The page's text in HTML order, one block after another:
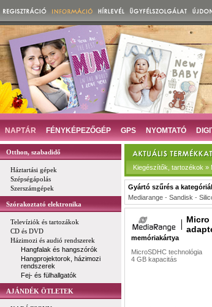
NAPTÁR FÉNYKÉPEZŐGÉP GPS NYOMTATÓ
Otthon, szabadidő
Háztartási gépek
Szépségápolás
Szerszámgépek
Szórakoztató elektronika
Televíziók és tartozákok
CD és DVD
Házimozi és audió rendszerek
Hangfalak és hangszórók
Hangprojektorok, házimozi
rendszerek
Fej- és fülhallgatók
AJÁNDÉK ÖTLETEK
Kiegészítők, tartozékok »
Gyártó szűrés a
Mediarange - Sandisk -
Micro
memóriakártya
MicroSDHC technológia
4 GB kapacitás